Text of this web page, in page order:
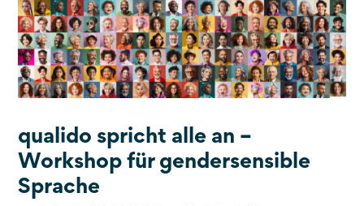
qualido spricht alle an –
Workshop für gendersensible
Sprache